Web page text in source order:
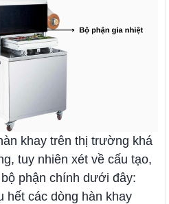
khay trên thị trường khá
tuy nhiên xét về cấu tạo,
phận chính dưới đây:
hết các dòng hàn khay